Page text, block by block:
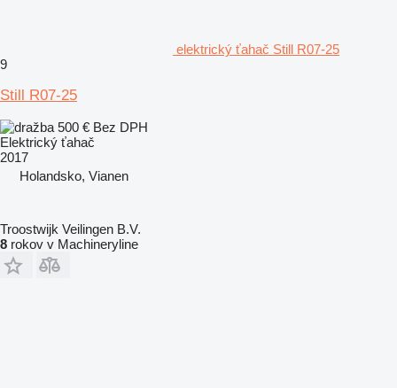
elektrický ťahač Still R07-25
9
Still R07-25
500 € Bez DPH
Elektrický ťahač
2017
Holandsko, Vianen
Troostwijk Veilingen B.V.
8 rokov v Machineryline